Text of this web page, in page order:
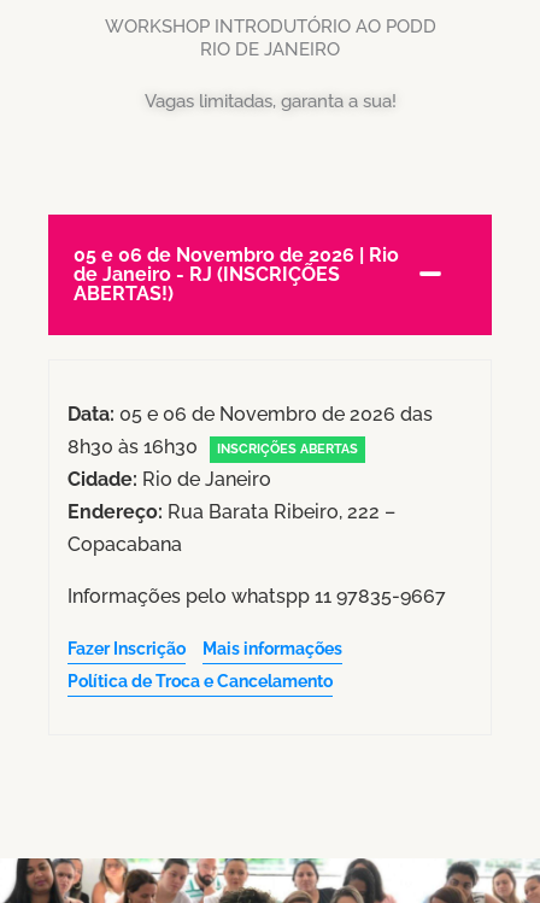
WORKSHOP INTRODUTÓRIO AO PODD
RIO DE JANEIRO
Vagas limitadas, garanta a sua!
05 e 06 de Novembro de 2026 | Rio
de Janeiro - RJ (INSCRIÇÕES
ABERTAS!)
Data: 05 e 06 de Novembro de 2026 das
8h30 às 16h30
INSCRIÇÕES ABERTAS
Cidade: Rio de Janeiro
Endereço: Rua Barata Ribeiro, 222 –
Copacabana
Informações pelo whatspp 11 97835-9667
Fazer Inscrição
Mais informações
Política de Troca e Cancelamento